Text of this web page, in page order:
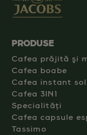
PRODUSE
Cafea prăjită şi
Cafea boabe
Cafea instant
Cafea 3IN1
Specialități
Cafea capsule
Tassimo